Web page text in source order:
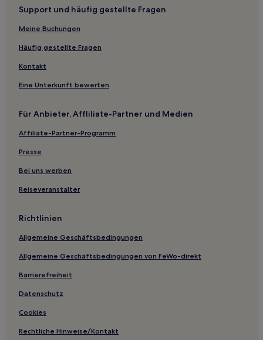
Hotels nahe Knagemühle
2-Sterne-Hotels in Ribe
Support und häufig gestellte Fragen
Meine Buchungen
Häufig gestellte Fragen
Kontakt
Eine Unterkunft bewerten
Für Anbieter, Affliliate-Partner und Medien
Affiliate-Partner-Programm
Presse
Bei uns werben
Reiseveranstalter
Richtlinien
Allgemeine Geschäftsbedingungen
Allgemeine Geschäftsbedingungen von FeWo-direkt
Barrierefreiheit
Datenschutz
Cookies
Rechtliche Hinweise/Kontakt